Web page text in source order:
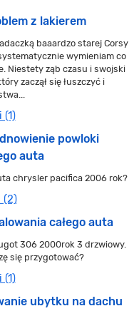
z lakierem
baaardzo starej Corsy
wymieniam co
Niestety ząb czasu i swojski
zaczął się łuszczyć i
(1)
powloki
auta
chrysler pacifica 2006 rok?
(2)
całego auta
306 2000rok 3 drzwiowy.
się przygotować?
(1)
ubytku na dachu